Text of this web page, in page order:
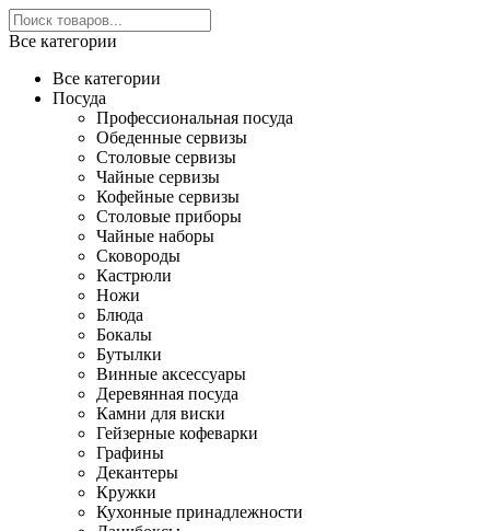
Все категории
Все категории
Посуда
Профессиональная посуда
Обеденные сервизы
Столовые сервизы
Чайные сервизы
Кофейные сервизы
Столовые приборы
Чайные наборы
Сковороды
Кастрюли
Ножи
Блюда
Бокалы
Бутылки
Винные аксессуары
Деревянная посуда
Камни для виски
Гейзерные кофеварки
Графины
Декантеры
Кружки
Кухонные принадлежности